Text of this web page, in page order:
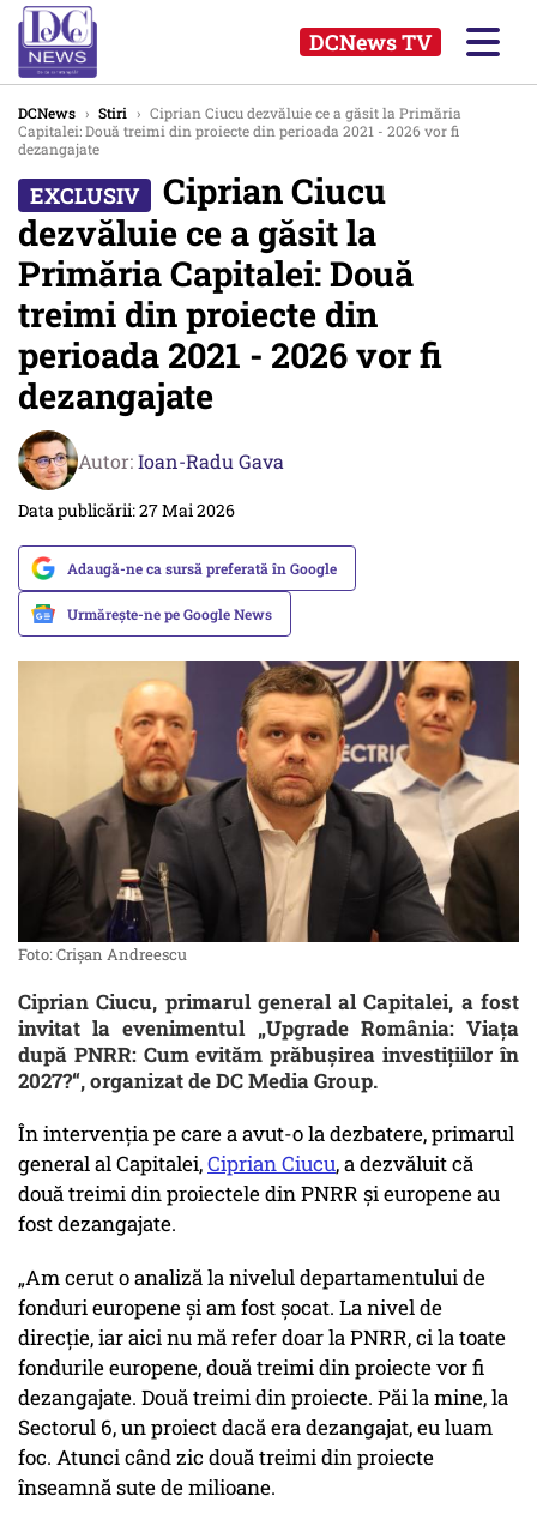
DCNews TV
DCNews › Stiri › Ciprian Ciucu dezvăluie ce a găsit la Primăria
Capitalei: Două treimi din proiecte din perioada 2021 - 2026 vor fi
dezangajate
Ciprian Ciucu
dezvăluie ce a găsit la
Primăria Capitalei: Două
treimi din proiecte din
perioada 2021 - 2026 vor fi
dezangajate
Autor:Ioan-Radu Gava
Data publicării: 27 Mai 2026
Adaugă-ne ca sursă preferată în Google
Urmărește-ne pe Google News
Foto: Crișan Andreescu
Ciprian Ciucu, primarul general al Capitalei, a fost
invitat la evenimentul „Upgrade România: Viața
după PNRR: Cum evităm prăbușirea investițiilor în
2027?“, organizat de DC Media Group.
În intervenția pe care a avut-o la dezbatere, primarul
general al Capitalei,Ciprian Ciucu, a dezvăluit că
două treimi din proiectele din PNRR și europene au
fost dezangajate.
„Am cerut o analiză la nivelul departamentului de
fonduri europene și am fost șocat. La nivel de
direcție, iar aici nu mă refer doar la PNRR, ci la toate
fondurile europene, două treimi din proiecte vor fi
dezangajate. Două treimi din proiecte. Păi la mine, la
Sectorul 6, un proiect dacă era dezangajat, eu luam
foc. Atunci când zic două treimi din proiecte
înseamnă sute de milioane.